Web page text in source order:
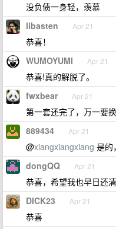
没负债一身轻，羡慕
libasten Apr 21
恭喜！
WUMOYUMI Apr 21
恭喜!真的解脱了。
fwxbear Apr 21
第一套还完了，万一要
889434 Apr 21
@xiangxiangxiang 是的
dongQQ Apr 21
恭喜，希望我也早日还
DICK23 Apr 21
恭喜